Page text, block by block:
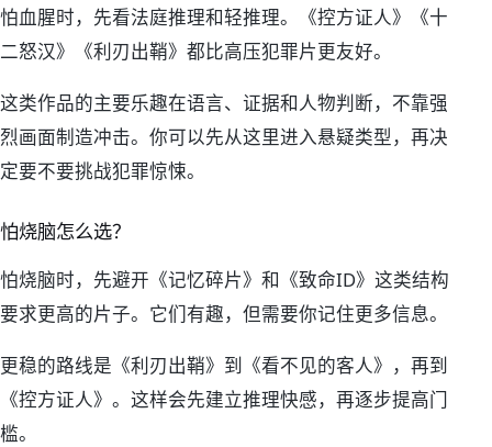
怕血腥时，先看法庭推理和轻推理。《控方证人》《十
二怒汉》《利刃出鞘》都比高压犯罪片更友好。
这类作品的主要乐趣在语言、证据和人物判断，不靠强
烈画面制造冲击。你可以先从这里进入悬疑类型，再决
定要不要挑战犯罪惊悚。
怕烧脑怎么选？
怕烧脑时，先避开《记忆碎片》和《致命ID》这类结构
要求更高的片子。它们有趣，但需要你记住更多信息。
更稳的路线是《利刃出鞘》到《看不见的客人》，再到
《控方证人》。这样会先建立推理快感，再逐步提高门
槛。